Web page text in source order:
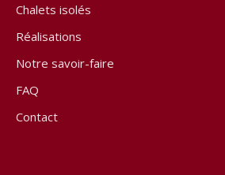
Chalets isolés
Réalisations
Notre savoir-faire
FAQ
Contact